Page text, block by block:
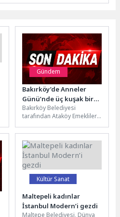
Gündem
Bakırköy’de Anneler
Günü’nde üç kuşak bir
araya geldi
Bakırköy Belediyesi
tarafından Ataköy Emekliler
Günü kutlama etkinliğinde
anneler, çocuklar ve
büyükanneler...
Kültür Sanat
Maltepeli kadınlar
İstanbul Modern’i gezdi
Maltepe Belediyesi, Dünya